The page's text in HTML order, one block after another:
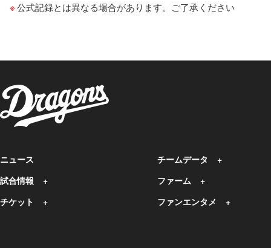
公式記録とは異なる場合があります。ご了承ください
ニュース
試合情報
チケット
チームデータ
ファーム
ファンエンタメ